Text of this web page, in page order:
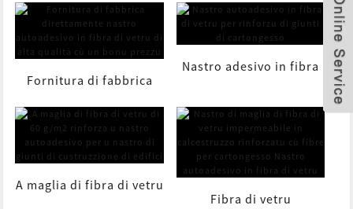
Fornitura di fabbrica
direttamente in fibra di
vetru di alta qualità...
Nastro adesivo in fibra
di vetru per
cartongesso...
A maglia di fibra di vetru
Fibra di vetru